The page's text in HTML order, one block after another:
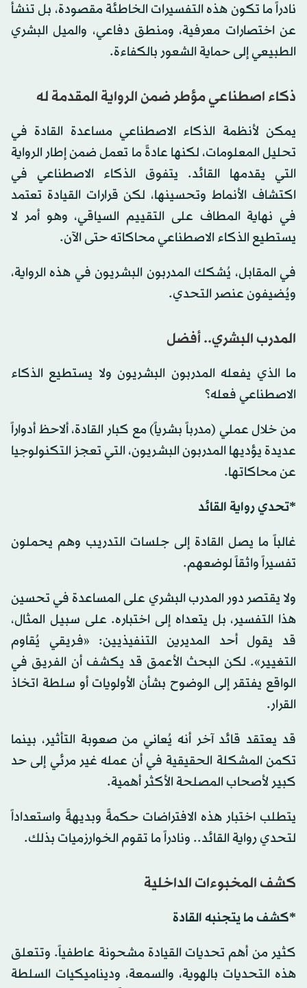
نادراً ما تكون هذه التفسيرات الخاطئة مقصودة، بل تنشأ
عن اختصارات معرفية، ومنطق دفاعي، والميل البشري
الطبيعي إلى حماية الشعور بالكفاءة.
ذكاء اصطناعي مؤطر ضمن الرواية المقدمة له
يمكن لأنظمة الذكاء الاصطناعي مساعدة القادة في
تحليل المعلومات، لكنها عادةً ما تعمل ضمن إطار الرواية
التي يقدمها القائد. يتفوق الذكاء الاصطناعي في
اكتشاف الأنماط وتحسينها، لكن قرارات القيادة تعتمد
في نهاية المطاف على التقييم السياقي، وهو أمر لا
يستطيع الذكاء الاصطناعي محاكاته حتى الآن.
في المقابل، يُشكك المدربون البشريون في هذه الرواية،
ويُضيفون عنصر التحدي.
المدرب البشري.. أفضل
ما الذي يفعله المدربون البشريون ولا يستطيع الذكاء
الاصطناعي فعله؟
من خلال عملي (مدرباً بشرياً) مع كبار القادة، ألاحظ أدواراً
عديدة يؤديها المدربون البشريون، التي تعجز التكنولوجيا
عن محاكاتها.
*تحدي رواية القائد
غالباً ما يصل القادة إلى جلسات التدريب وهم يحملون
تفسيراً واثقاً لوضعهم.
ولا يقتصر دور المدرب البشري على المساعدة في تحسين
هذا التفسير، بل يتعداه إلى اختباره. على سبيل المثال،
قد يقول أحد المديرين التنفيذيين: «فريقي يُقاوم
التغيير». لكن البحث الأعمق قد يكشف أن الفريق في
الواقع يفتقر إلى الوضوح بشأن الأولويات أو سلطة اتخاذ
القرار.
قد يعتقد قائد آخر أنه يُعاني من صعوبة التأثير، بينما
تكمن المشكلة الحقيقية في أن عمله غير مرئي إلى حد
كبير لأصحاب المصلحة الأكثر أهمية.
يتطلب اختبار هذه الافتراضات حكمةً وبديهةً واستعداداً
لتحدي رواية القائد.. ونادراً ما تقوم الخوارزميات بذلك.
كشف المخبوءات الداخلية
*كشف ما يتجنبه القادة
كثير من أهم تحديات القيادة مشحونة عاطفياً. وتتعلق
هذه التحديات بالهوية، والسمعة، وديناميكيات السلطة